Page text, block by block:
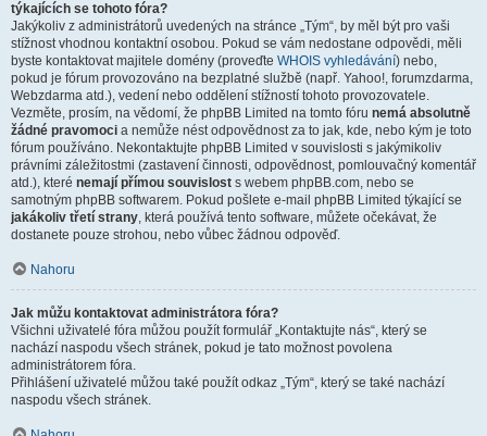
týkajících se tohoto fóra?
Jakýkoliv z administrátorů uvedených na stránce „Tým“, by měl být pro vaši
stížnost vhodnou kontaktní osobou. Pokud se vám nedostane odpovědi, měli
byste kontaktovat majitele domény (proveďte WHOIS vyhledávání) nebo,
pokud je fórum provozováno na bezplatné službě (např. Yahoo!, forumzdarma,
Webzdarma atd.), vedení nebo oddělení stížností tohoto provozovatele.
Vezměte, prosím, na vědomí, že phpBB Limited na tomto fóru nemá absolutně
žádné pravomoci a nemůže nést odpovědnost za to jak, kde, nebo kým je toto
fórum používáno. Nekontaktujte phpBB Limited v souvislosti s jakýmikoliv
právními záležitostmi (zastavení činnosti, odpovědnost, pomlouvačný komentář
atd.), které nemají přímou souvislost s webem phpBB.com, nebo se
samotným phpBB softwarem. Pokud pošlete e-mail phpBB Limited týkající se
jakákoliv třetí strany, která používá tento software, můžete očekávat, že
dostanete pouze strohou, nebo vůbec žádnou odpověď.
Nahoru
Jak můžu kontaktovat administrátora fóra?
Všichni uživatelé fóra můžou použít formulář „Kontaktujte nás“, který se
nachází naspodu všech stránek, pokud je tato možnost povolena
administrátorem fóra.
Přihlášení uživatelé můžou také použít odkaz „Tým“, který se také nachází
naspodu všech stránek.